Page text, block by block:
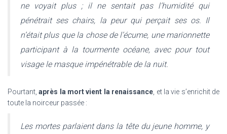
ne voyait plus ; il ne sentait pas l’humidité qui
pénétrait ses chairs, la peur qui perçait ses os. Il
n’était plus que la chose de l’écume, une marionnette
participant à la tourmente océane, avec pour tout
visage le masque impénétrable de la nuit.
Pourtant,après la mort vient la renaissance , et la vie s’enrichit de
toute la noirceur passée :
Les mortes parlaient dans la tête du jeune homme, y